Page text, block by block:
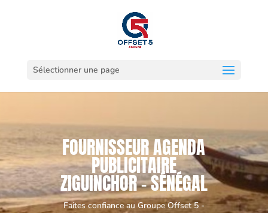
Sélectionner une page
FOURNISSEUR AGENDA
PUBLICITAIRE
ZIGUINCHOR - SÉNÉGAL
Faites confiance au Groupe Offset 5 -